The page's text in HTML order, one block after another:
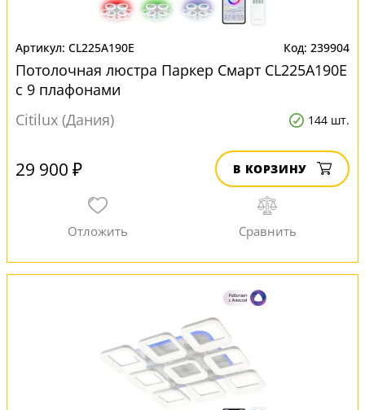
CL225A190E 239904
Потолочная люстра Паркер Смарт CL225A190E
с 9 плафонами
Citilux (Дания)
144 шт.
29 900 ₽ В КОРЗИНУ